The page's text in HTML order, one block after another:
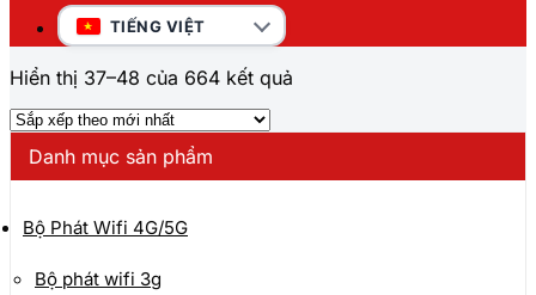
TIẾNG VIỆT
Hiển thị 37–48 của 664 kết quả
Danh mục sản phẩm
Bộ Phát Wifi 4G/5G
Bộ phát wifi 3g